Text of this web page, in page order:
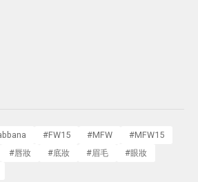
#FW15 #MFW #MFW15
#唇妝 #底妝 #眉毛 #眼妝